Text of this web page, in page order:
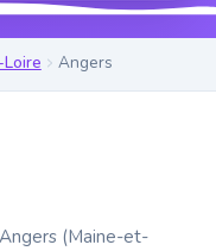
Angers
(Maine-et-